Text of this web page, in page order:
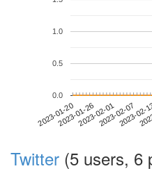
2023-01-202023-01-262023-02-012023-02-07
2023-
0.0
0.5
1.0
Twitter (5 users, 6